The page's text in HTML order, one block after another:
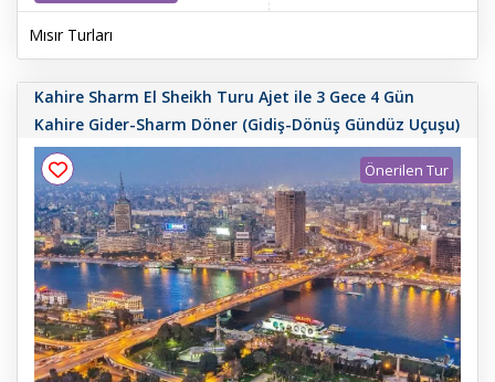
Mısır Turları
Kahire Sharm El Sheikh Turu Ajet ile 3 Gece 4 Gün
Kahire Gider-Sharm Döner (Gidiş-Dönüş Gündüz Uçuşu)
Önerilen Tur